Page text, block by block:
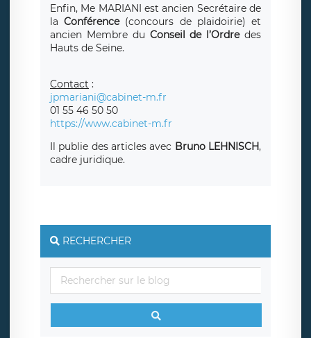
Enfin, Me MARIANI est ancien Secrétaire de
laConférence (concours de plaidoirie) et
ancien Membre du Conseil de l’Ordredes
Hauts de Seine.
Contact :
jpmariani@cabinet-m.fr
01 55 46 50 50
https://www.cabinet-m.fr
Il publie des articles avec Bruno LEHNISCH,
cadre juridique.
RECHERCHER